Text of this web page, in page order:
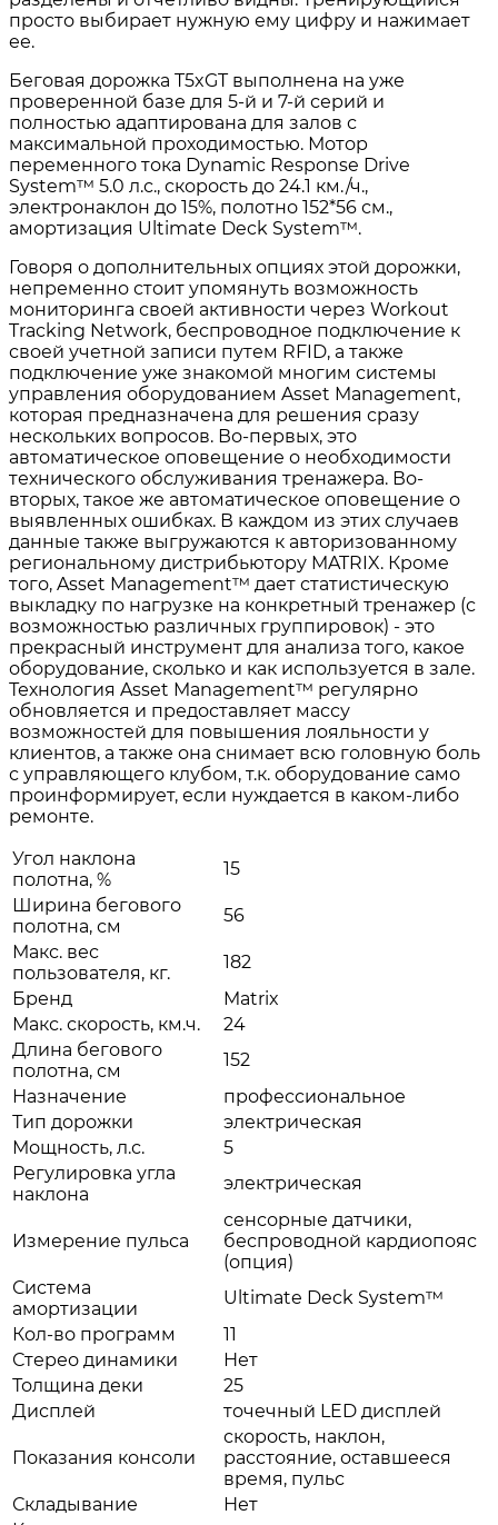
просто выбирает нужную ему цифру и нажимает
ее.
Беговая дорожка T5xGT выполнена на уже
проверенной базе для 5-й и 7-й серий и
полностью адаптирована для залов с
максимальной проходимостью. Мотор
переменного тока Dynamic Response Drive
System™ 5.0 л.с., скорость до 24.1 км./ч.,
электронаклон до 15%, полотно 152*56 см.,
амортизация Ultimate Deck System™.
Говоря о дополнительных опциях этой дорожки,
непременно стоит упомянуть возможность
мониторинга своей активности через Workout
Tracking Network, беспроводное подключение к
своей учетной записи путем RFID, а также
подключение уже знакомой многим системы
управления оборудованием Asset Management,
которая предназначена для решения сразу
нескольких вопросов. Во-первых, это
автоматическое оповещение о необходимости
технического обслуживания тренажера. Во-
вторых, такое же автоматическое оповещение о
выявленных ошибках. В каждом из этих случаев
данные также выгружаются к авторизованному
региональному дистрибьютору MATRIX. Кроме
того, Asset Management™ дает статистическую
выкладку по нагрузке на конкретный тренажер (с
возможностью различных группировок) - это
прекрасный инструмент для анализа того, какое
оборудование, сколько и как используется в зале.
Технология Asset Management™ регулярно
обновляется и предоставляет массу
возможностей для повышения лояльности у
клиентов, а также она снимает всю головную боль
с управляющего клубом, т.к. оборудование само
проинформирует, если нуждается в каком-либо
ремонте.
Угол наклона
полотна, %
15
Ширина бегового
полотна, см
56
Макс. вес
пользователя, кг.
182
Бренд
Matrix
Макс. скорость, км.ч.
24
Длина бегового
полотна, см
152
Назначение
профессиональное
Тип дорожки
электрическая
Мощность, л.с.
5
Регулировка угла
наклона
электрическая
Измерение пульса
сенсорные датчики,
беспроводной кардиопояс
(опция)
Система
амортизации
Ultimate Deck System™
Кол-во программ
11
Стерео динамики
Нет
Толщина деки
25
Дисплей
точечный LED дисплей
Показания консоли
скорость, наклон,
расстояние, оставшееся
время, пульс
Складывание
Нет